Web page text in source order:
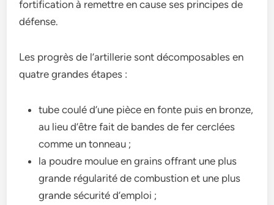
fortification à remettre en cause ses principes de
défense.
Les progrès de l’artillerie sont décomposables en
quatre grandes étapes :
tube coulé d’une pièce en fonte puis en bronze,
au lieu d’être fait de bandes de fer cerclées
comme un tonneau ;
la poudre moulue en grains offrant une plus
grande régularité de combustion et une plus
grande sécurité d’emploi ;